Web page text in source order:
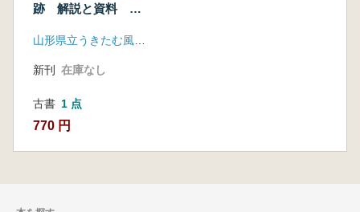
跡 解説と資料 増
新刊 在庫なし
古書 1 点
770 円